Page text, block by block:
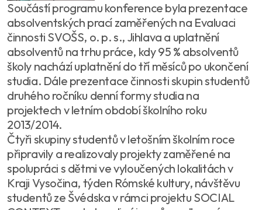
Součástí programu konference byla prezentace
absolventských prací zaměřených na Evaluaci
činnosti SVOŠS, o. p. s., Jihlava a uplatnění
absolventů na trhu práce, kdy 95 % absolventů
školy nachází uplatnění do tří měsíců po ukončení
studia. Dále prezentace činnosti skupin studentů
druhého ročníku denní formy studia na
projektech v letním období školního roku
2013/2014.
Čtyři skupiny studentů v letošním školním roce
připravily a realizovaly projekty zaměřené na
spolupráci s dětmi ve vyloučených lokalitách v
Kraji Vysočina, týden Rómské kultury, návštěvu
studentů ze Švédska v rámci projektu SOCIAL